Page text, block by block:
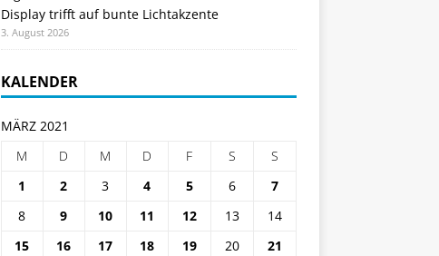
Display trifft auf bunte Lichtakzente
3. August 2026
KALENDER
MÄRZ 2021
M
D M D F S
S
1
2 3 4 5 6
7
8
9 10 11 12 13
14
15
16 17 18 19 20
21